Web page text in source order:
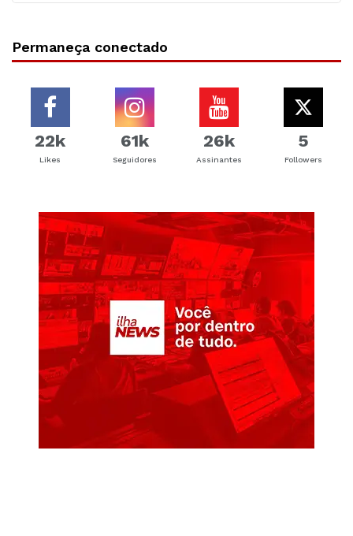
Permaneça conectado
22k
Likes
61k
Seguidores
26k
Assinantes
5
Followers